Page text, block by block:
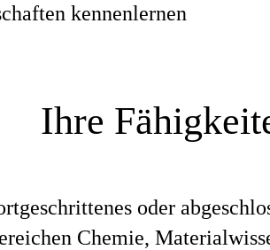
kennenlernen
Ihre
oder
Chemie,